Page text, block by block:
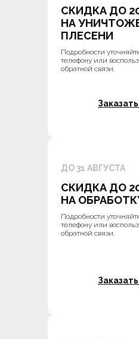
СКИДКА ДО
НА
ПЛЕСЕНИ
Подробности
телефону или
обратной связи.
ДО 31 АВГУСТА
СКИДКА ДО
НА
Подробности
телефону или
обратной связи.